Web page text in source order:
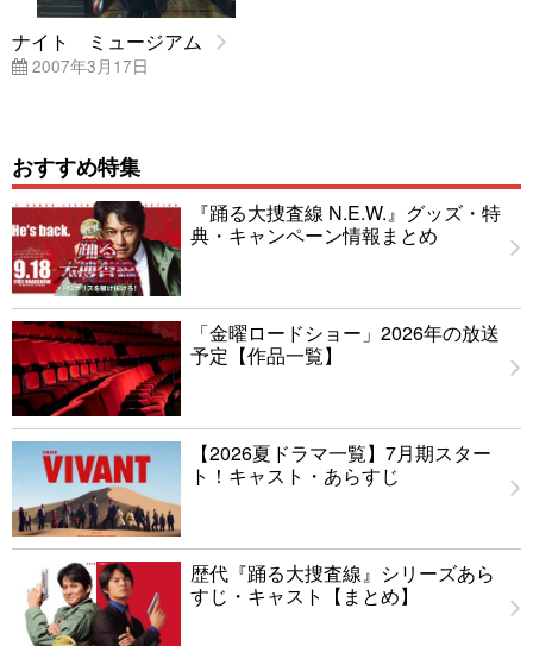
ナイト ミュージアム
2007年3月17日
おすすめ特集
『踊る大捜査線 N.E.W.』グッズ・特
典・キャンペーン情報まとめ
「金曜ロードショー」2026年の放送
予定【作品一覧】
【2026夏ドラマ一覧】7月期スター
ト！キャスト・あらすじ
歴代『踊る大捜査線』シリーズあら
すじ・キャスト【まとめ】